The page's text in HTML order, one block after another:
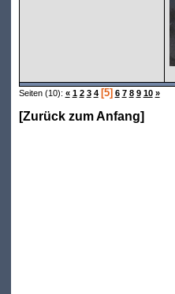
Seiten (10): « 1 2 3 4 [5] 6 7 8 9 10 »
[Zurück zum Anfang]